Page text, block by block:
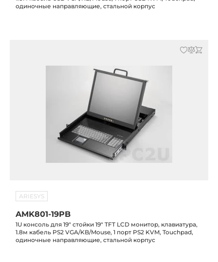
одиночные направляющие, стальной корпус
ARIESYS
AMK801-19PB
1U консоль для 19" стойки 19" TFT LCD монитор, клавиатура,
1.8м кабель PS2 VGA/KB/Mouse, 1 порт PS2 KVM, Touchpad,
одиночные направляющие, стальной корпус